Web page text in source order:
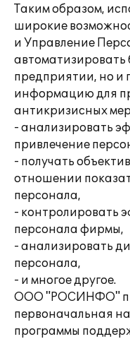
Таким образом,
широкие
и Управление
автоматизировать
предприятии, но и
информацию для
антикризисных
- анализировать
привлечение
- получать
отношении
персонала,
- контролировать
персонала фирмы,
- анализировать
персонала,
- и многое другое.
ООО "РОСИНФО"
первоначальная
программы